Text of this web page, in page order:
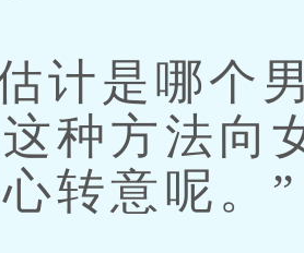
是哪个
种方法向
转意呢。”